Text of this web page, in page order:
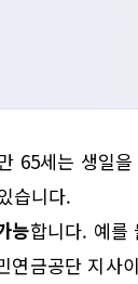
65세는 생일
습니다.
능합니다. 예를
금공단 지사